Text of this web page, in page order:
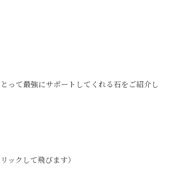
って最強にサポートしてくれる石をご紹介し
ックして飛びます）